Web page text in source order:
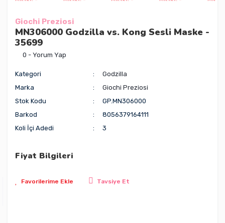
Giochi Preziosi
MN306000 Godzilla vs. Kong Sesli Maske -
35699
0 - Yorum Yap
Kategori
Godzilla
Marka
Giochi Preziosi
Stok Kodu
GP.MN306000
Barkod
8056379164111
Koli İçi Adedi
3
Fiyat Bilgileri
Tavsiye Et